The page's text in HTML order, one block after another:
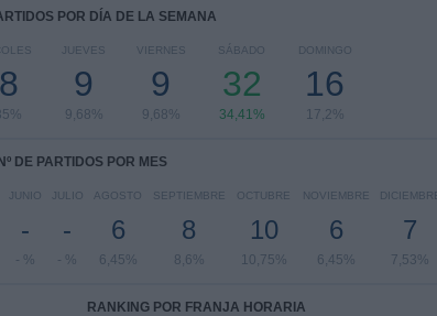
POR DÍA DE LA SEMANA
JUEVES
9
9,68%
VIERNES
9
9,68%
SÁBADO
32
34,41%
DOMINGO
16
17,2%
Nº DE PARTIDOS POR MES
JUNIO
-
- %
JULIO
-
- %
AGOSTO
6
6,45%
SEPTIEMBRE
8
8,6%
OCTUBRE
10
10,75%
NOVIEMBRE
6
6,45%
DICIEMBRE
7
7,53%
RANKING POR FRANJA HORARIA